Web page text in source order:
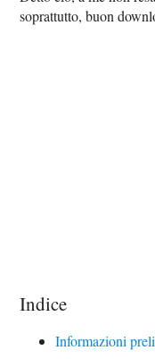
soprattutto, buon
Indice
Informazioni